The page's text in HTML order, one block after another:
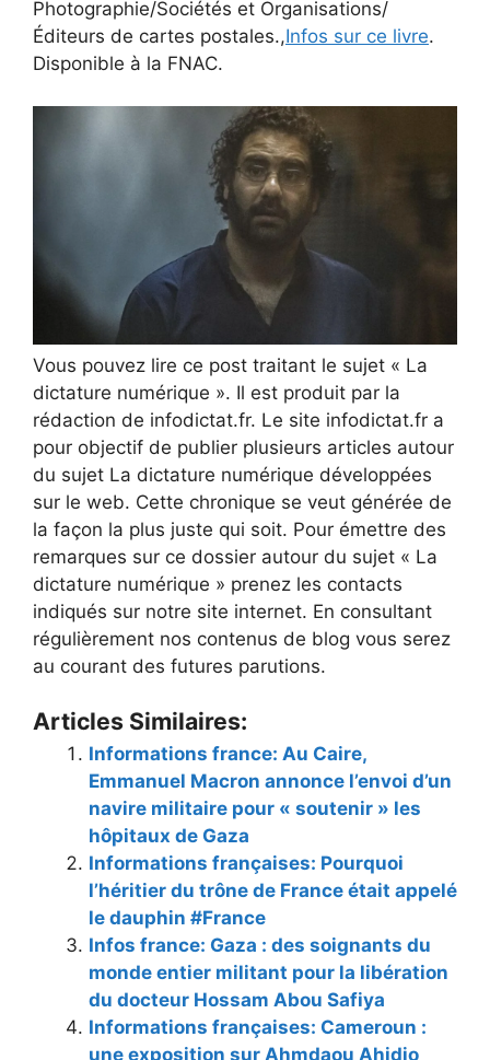
Photographie/Sociétés et Organisations/
Éditeurs de cartes postales.,Infos sur ce livre.
Disponible à la FNAC.
Vous pouvez lire ce post traitant le sujet « La
dictature numérique ». Il est produit par la
rédaction de infodictat.fr. Le site infodictat.fr a
pour objectif de publier plusieurs articles autour
du sujet La dictature numérique développées
sur le web. Cette chronique se veut générée de
la façon la plus juste qui soit. Pour émettre des
remarques sur ce dossier autour du sujet « La
dictature numérique » prenez les contacts
indiqués sur notre site internet. En consultant
régulièrement nos contenus de blog vous serez
au courant des futures parutions.
Articles Similaires:
Informations france: Au Caire,
Emmanuel Macron annonce l’envoi d’un
navire militaire pour « soutenir » les
hôpitaux de Gaza
Informations françaises: Pourquoi
l’héritier du trône de France était appelé
le dauphin #France
Infos france: Gaza : des soignants du
monde entier militant pour la libération
du docteur Hossam Abou Safiya
Informations françaises: Cameroun :
une exposition sur Ahmdaou Ahidjo